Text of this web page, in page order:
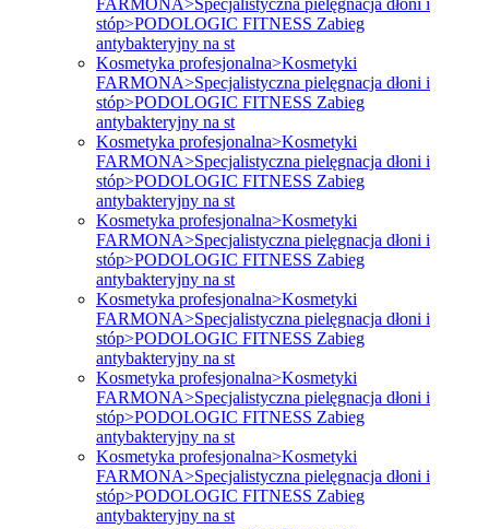
stóp>PODOLOGIC FITNESS Zabieg
antybakteryjny na st
Kosmetyka profesjonalna>Kosmetyki
FARMONA>Specjalistyczna pielęgnacja dłoni i
stóp>PODOLOGIC FITNESS Zabieg
antybakteryjny na st
Kosmetyka profesjonalna>Kosmetyki
FARMONA>Specjalistyczna pielęgnacja dłoni i
stóp>PODOLOGIC FITNESS Zabieg
antybakteryjny na st
Kosmetyka profesjonalna>Kosmetyki
FARMONA>Specjalistyczna pielęgnacja dłoni i
stóp>PODOLOGIC FITNESS Zabieg
antybakteryjny na st
Kosmetyka profesjonalna>Kosmetyki
FARMONA>Specjalistyczna pielęgnacja dłoni i
stóp>PODOLOGIC FITNESS Zabieg
antybakteryjny na st
Kosmetyka profesjonalna>Kosmetyki
FARMONA>Specjalistyczna pielęgnacja dłoni i
stóp>PODOLOGIC FITNESS Zabieg
antybakteryjny na st
Kosmetyka profesjonalna>Kosmetyki
FARMONA>Specjalistyczna pielęgnacja dłoni i
stóp>PODOLOGIC FITNESS Zabieg
antybakteryjny na st